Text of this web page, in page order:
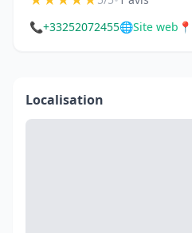
📞+33252072455🌐Site web 📍
Localisation